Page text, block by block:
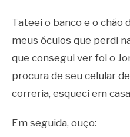
Tateei o banco e o chão
meus óculos que perdi
que consegui ver foi o
procura de seu celular
correria, esqueci em
Em seguida, ouço: